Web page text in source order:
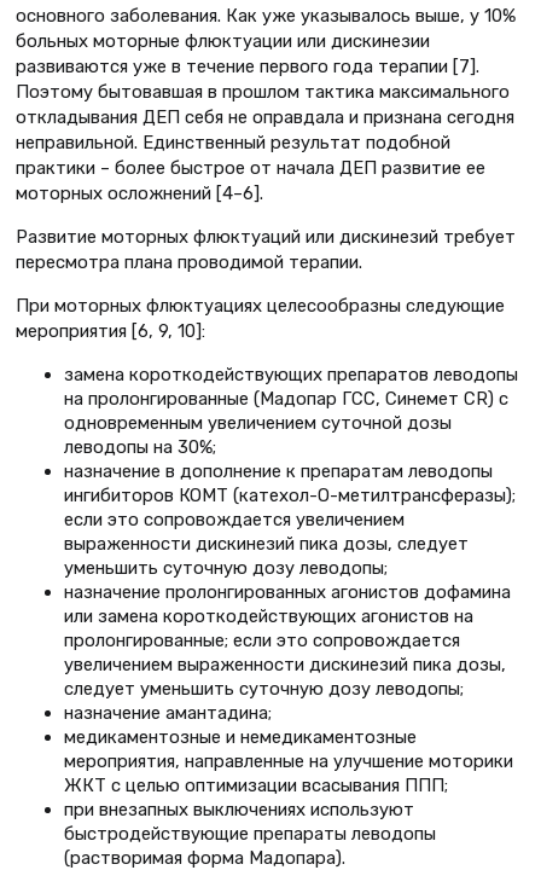
основного заболевания. Как уже указывалось выше, у 10%
больных моторные флюктуации или дискинезии
развиваются уже в течение первого года терапии [7].
Поэтому бытовавшая в прошлом тактика максимального
откладывания ДЕП себя не оправдала и признана сегодня
неправильной. Единственный результат подобной
практики – более быстрое от начала ДЕП развитие ее
моторных осложнений [4–6].
Развитие моторных флюктуаций или дискинезий требует
пересмотра плана проводимой терапии.
При моторных флюктуациях целесообразны следующие
мероприятия [6, 9, 10]:
замена короткодействующих препаратов леводопы
на пролонгированные (Мадопар ГСС, Синемет CR) с
одновременным увеличением суточной дозы
леводопы на 30%;
назначение в дополнение к препаратам леводопы
ингибиторов КОМТ (катехол-О-метилтрансферазы);
если это сопровождается увеличением
выраженности дискинезий пика дозы, следует
уменьшить суточную дозу леводопы;
назначение пролонгированных агонистов дофамина
или замена короткодействующих агонистов на
пролонгированные; если это сопровождается
увеличением выраженности дискинезий пика дозы,
следует уменьшить суточную дозу леводопы;
назначение амантадина;
медикаментозные и немедикаментозные
мероприятия, направленные на улучшение моторики
ЖКТ с целью оптимизации всасывания ППП;
при внезапных выключениях используют
быстродействующие препараты леводопы
(растворимая форма Мадопара).